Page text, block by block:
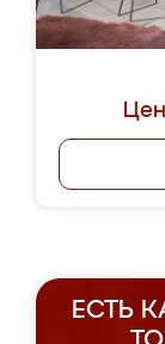
ЕСТЬ